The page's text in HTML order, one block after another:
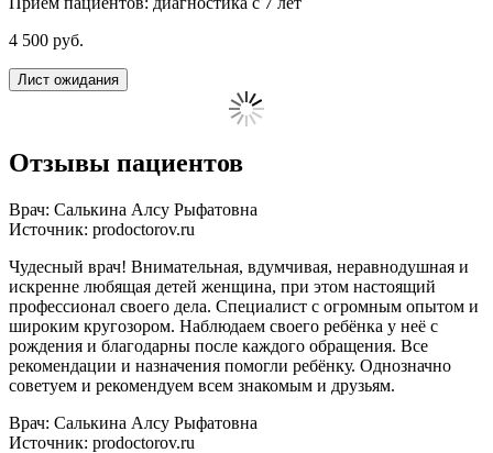
4 500 руб.
Лист ожидания
Отзывы пациентов
Врач: Салькина Алсу Рыфатовна
Источник: prodoctorov.ru
Чудесный врач! Внимательная, вдумчивая, неравнодушная и
искренне любящая детей женщина, при этом настоящий
профессионал своего дела. Специалист с огромным опытом и
широким кругозором. Наблюдаем своего ребёнка у неё с
рождения и благодарны после каждого обращения. Все
рекомендации и назначения помогли ребёнку. Однозначно
советуем и рекомендуем всем знакомым и друзьям.
Врач: Салькина Алсу Рыфатовна
Источник: prodoctorov.ru